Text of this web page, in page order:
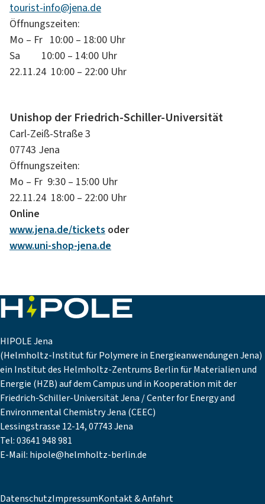
tourist-info@jena.de
Öffnungszeiten:
Mo – Fr 10:00 – 18:00 Uhr
Sa 10:00 – 14:00 Uhr
22.11.24 10:00 – 22:00 Uhr
Unishop der Friedrich-Schiller-Universität
Carl-Zeiß-Straße 3
07743 Jena
Öffnungszeiten:
Mo – Fr 9:30 – 15:00 Uhr
22.11.24 18:00 – 22:00 Uhr
Online
www.jena.de/tickets oder
www.uni-shop-jena.de
HIPOLE Jena
(Helmholtz-Institut für Polymere in Energieanwendungen Jena)
ein Institut des Helmholtz-Zentrums Berlin für Materialien und
Energie (HZB) auf dem Campus und in Kooperation mit der
Friedrich-Schiller-Universität Jena / Center for Energy and
Environmental Chemistry Jena (CEEC)
Lessingstrasse 12-14, 07743 Jena
Tel: 03641 948 981
E-Mail: hipole@helmholtz-berlin.de
DatenschutzImpressumKontakt & Anfahrt